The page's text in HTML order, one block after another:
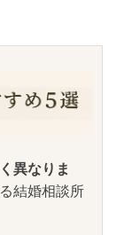
異なりま
結婚相談所